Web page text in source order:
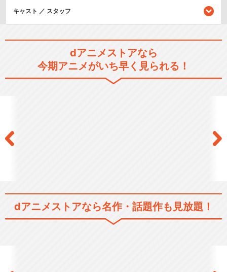
閉じる
キャスト ／ スタッフ
dアニメストアなら
今期アニメがいち早く見られる！
dアニメストアなら名作・話題作も見放題！